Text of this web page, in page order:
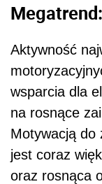
Aktywność
wsparcia dla
na rosnące
Motywacją do
jest coraz
oraz rosnąca